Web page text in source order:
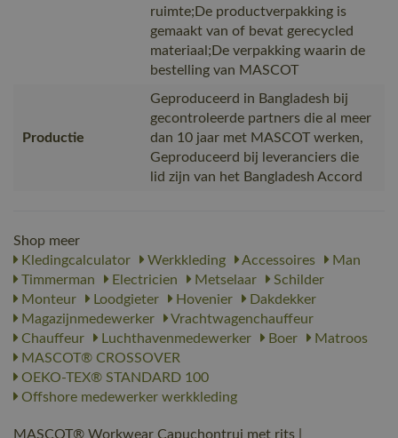
ruimte;De productverpakking is
gemaakt van of bevat gerecycled
materiaal;De verpakking waarin de
bestelling van MASCOT
Productie
Geproduceerd in Bangladesh bij
gecontroleerde partners die al meer
dan 10 jaar met MASCOT werken,
Geproduceerd bij leveranciers die
lid zijn van het Bangladesh Accord
Shop meer
Kledingcalculator
Werkkleding Accessoires
Man
Timmerman
Electricien Metselaar
Schilder
Monteur
Loodgieter Hovenier
Dakdekker
Magazijnmedewerker
Vrachtwagenchauffeur
Chauffeur
Luchthavenmedewerker Boer
Matroos
MASCOT® CROSSOVER
OEKO-TEX® STANDARD 100
Offshore medewerker werkkleding
MASCOT® Workwear Capuchontrui met rits |